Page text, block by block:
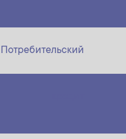
Потребительский